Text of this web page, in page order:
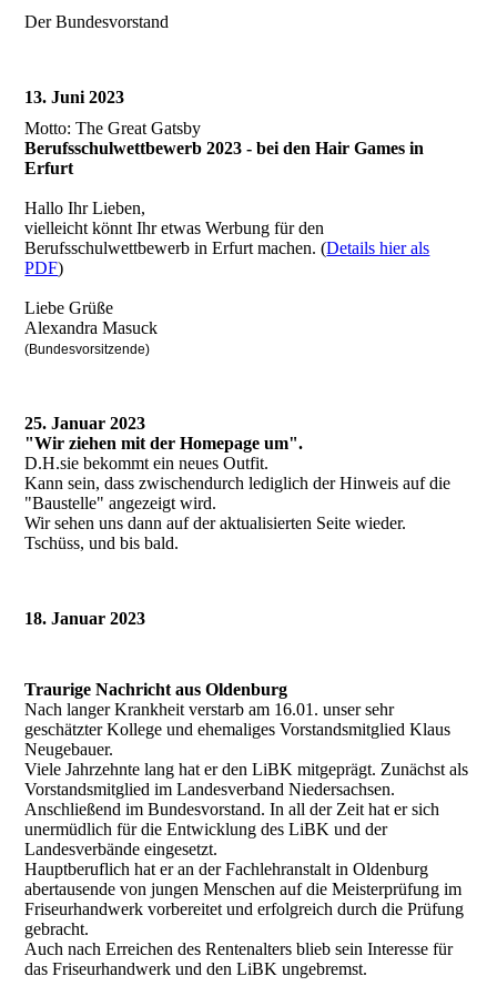
Der Bundesvorstand
13. Juni 2023
Motto: The Great Gatsby
Berufsschulwettbewerb 2023 - bei den Hair Games in
Erfurt
Hallo Ihr Lieben,
vielleicht könnt Ihr etwas Werbung für den
Berufsschulwettbewerb in Erfurt machen. (Details hier als
PDF)
Liebe Grüße
Alexandra Masuck
(Bundesvorsitzende)
25. Januar 2023
"Wir ziehen mit der Homepage um".
D.H.sie bekommt ein neues Outfit.
Kann sein, dass zwischendurch lediglich der Hinweis auf die
"Baustelle" angezeigt wird.
Wir sehen uns dann auf der aktualisierten Seite wieder.
Tschüss, und bis bald.
18. Januar 2023
Traurige Nachricht aus Oldenburg
Nach langer Krankheit verstarb am 16.01. unser sehr
geschätzter Kollege und ehemaliges Vorstandsmitglied Klaus
Neugebauer.
Viele Jahrzehnte lang hat er den LiBK mitgeprägt. Zunächst als
Vorstandsmitglied im Landesverband Niedersachsen.
Anschließend im Bundesvorstand. In all der Zeit hat er sich
unermüdlich für die Entwicklung des LiBK und der
Landesverbände eingesetzt.
Hauptberuflich hat er an der Fachlehranstalt in Oldenburg
abertausende von jungen Menschen auf die Meisterprüfung im
Friseurhandwerk vorbereitet und erfolgreich durch die Prüfung
gebracht.
Auch nach Erreichen des Rentenalters blieb sein Interesse für
das Friseurhandwerk und den LiBK ungebremst.